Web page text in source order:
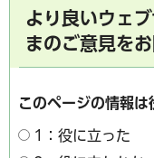
より良いウェ
まのご意見を
このページの情報は
1：役に立った